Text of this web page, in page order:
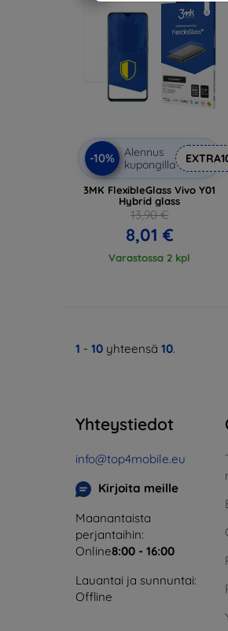
-10%
Alennus
kupongilla
3MK FlexibleGlass Vivo Y01
Hybrid glass
13,90 €
8,01 €
Varastossa 2 kpl
1 - 10 yhteensä 10.
Yhteystiedot
info@top4mobile.eu
Kirjoita meille
Maanantaista
perjantaihin:
Online8:00 - 16:00
Lauantai ja sunnuntai:
Offline